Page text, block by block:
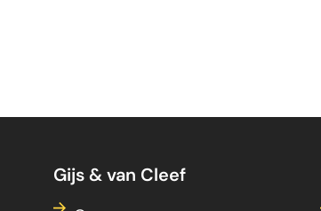
Gijs & van Cleef